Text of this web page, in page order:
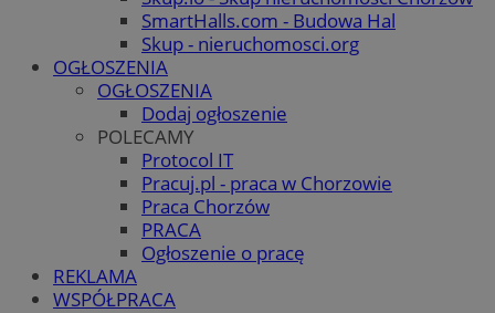
SmartHalls.com - Budowa Hal
Skup - nieruchomosci.org
OGŁOSZENIA
OGŁOSZENIA
Dodaj ogłoszenie
POLECAMY
Protocol IT
Pracuj.pl - praca w Chorzowie
Praca Chorzów
PRACA
Ogłoszenie o pracę
REKLAMA
WSPÓŁPRACA